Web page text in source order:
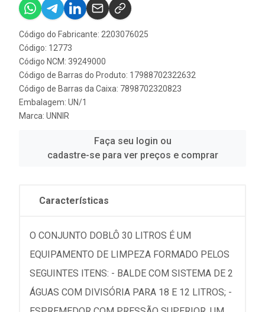
Código do Fabricante: 2203076025
Código: 12773
Código NCM: 39249000
Código de Barras do Produto: 17988702322632
Código de Barras da Caixa: 7898702320823
Embalagem: UN/1
Marca: UNNIR
Faça seu login ou
cadastre-se para ver preços e comprar
Características
O CONJUNTO DOBLÔ 30 LITROS É UM
EQUIPAMENTO DE LIMPEZA FORMADO PELOS
SEGUINTES ITENS: - BALDE COM SISTEMA DE 2
ÁGUAS COM DIVISÓRIA PARA 18 E 12 LITROS; -